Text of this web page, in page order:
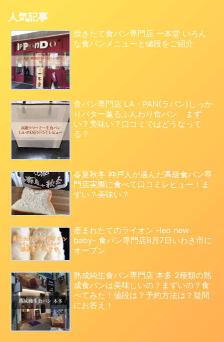
人気記事
焼きたて食パン専門店 一本堂 いろん
な食パンメニューと値段をご紹介
食パン専門店 LA・PAN(ラパン)しっか
りバター薫るふんわり食パン まず
い？美味い？口コミではどうなって
る？
春夏秋冬 神戸人が選んだ高級食パン専
門店実際に食べて口コミレビュー！ま
ずい？美味い？
産まれたてのライオン -leo new
baby- 食パン専門店8月7日いわき市に
オープン
熟成純生食パン専門店 本多 2種類の熟
成食パンは美味しいの？まずいの？食
べてみた！値段は？予約方法は？疑問
にお答え！